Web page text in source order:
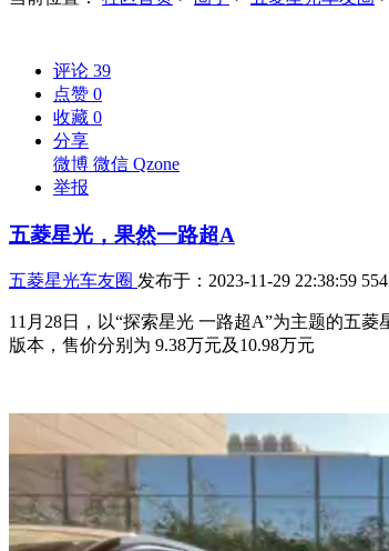
评论 39
点赞 0
收藏 0
分享
微博 微信 Qzone
举报
五菱星光，果然一路超A
五菱星光车友圈 发布于：2023-11-29 22:38:59 554
11月28日，以“探索星光 一路超A”为主题的五
版本，售价分别为 9.38万元及10.98万元